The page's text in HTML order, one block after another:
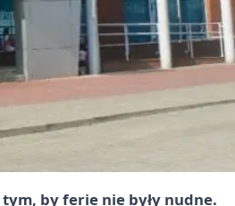
by ferie nie były nudne.